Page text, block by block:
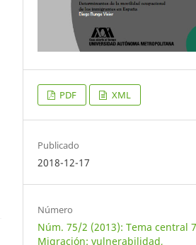
PDF XML
Publicado
2018-12-17
Número
Núm. 75/2 (2013): Tema central
Migración: vulnerabilidad,